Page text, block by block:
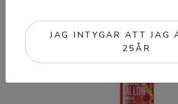
JAG INTYGAR ATT JAG
25ÅR